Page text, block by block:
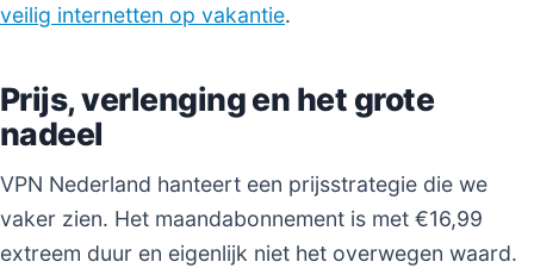
veilig internetten op vakantie.
Prijs, verlenging en het grote
nadeel
VPN Nederland hanteert een prijsstrategie die we
vaker zien. Het maandabonnement is met €16,99
extreem duur en eigenlijk niet het overwegen waard.